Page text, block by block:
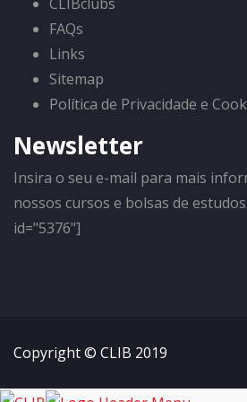
FAQs
Links
Sitemap
Política de Privacidade e
Newsletter
Insira o seu e-mail para mais
nossos cursos e bolsas de
id="5376"]
Copyright © CLIB 2019